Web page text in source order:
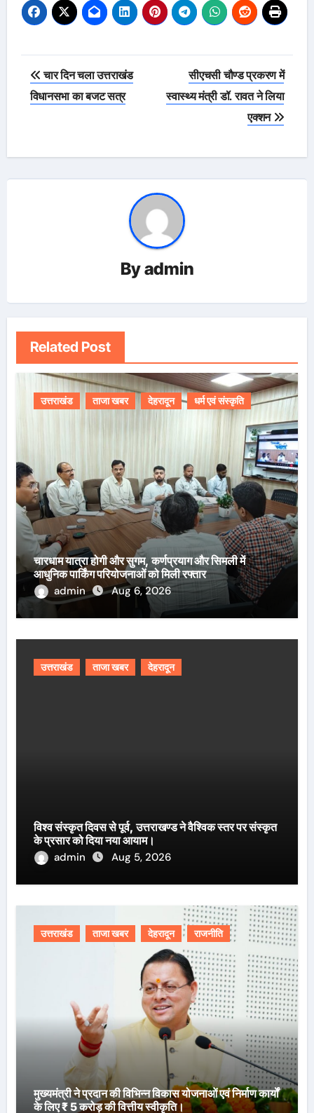
Post
navigation
चार दिन चला उत्तराखंड
विधानसभा का बजट सत्र
सीएचसी चौण्ड प्रकरण में
स्वास्थ्य मंत्री डॉ. रावत ने लिया
एक्शन
Byadmin
Related Post
उत्तराखंड ताजा खबर देहरादून धर्म एवं संस्कृति
चारधाम यात्रा होगी और सुगम, कर्णप्रयाग और सिमली में
आधुनिक पार्किंग परियोजनाओं को मिली रफ्तार
admin
Aug 6, 2026
उत्तराखंड ताजा खबर देहरादून
विश्व संस्कृत दिवस से पूर्व, उत्तराखण्ड ने वैश्विक स्तर पर संस्कृत
के प्रसार को दिया नया आयाम।
admin
Aug 5, 2026
उत्तराखंड ताजा खबर देहरादून राजनीति
मुख्यमंत्री ने प्रदान की विभिन्न विकास योजनाओं एवं निर्माण कार्यों
के लिए ₹ 5 करोड़ की वित्तीय स्वीकृति।